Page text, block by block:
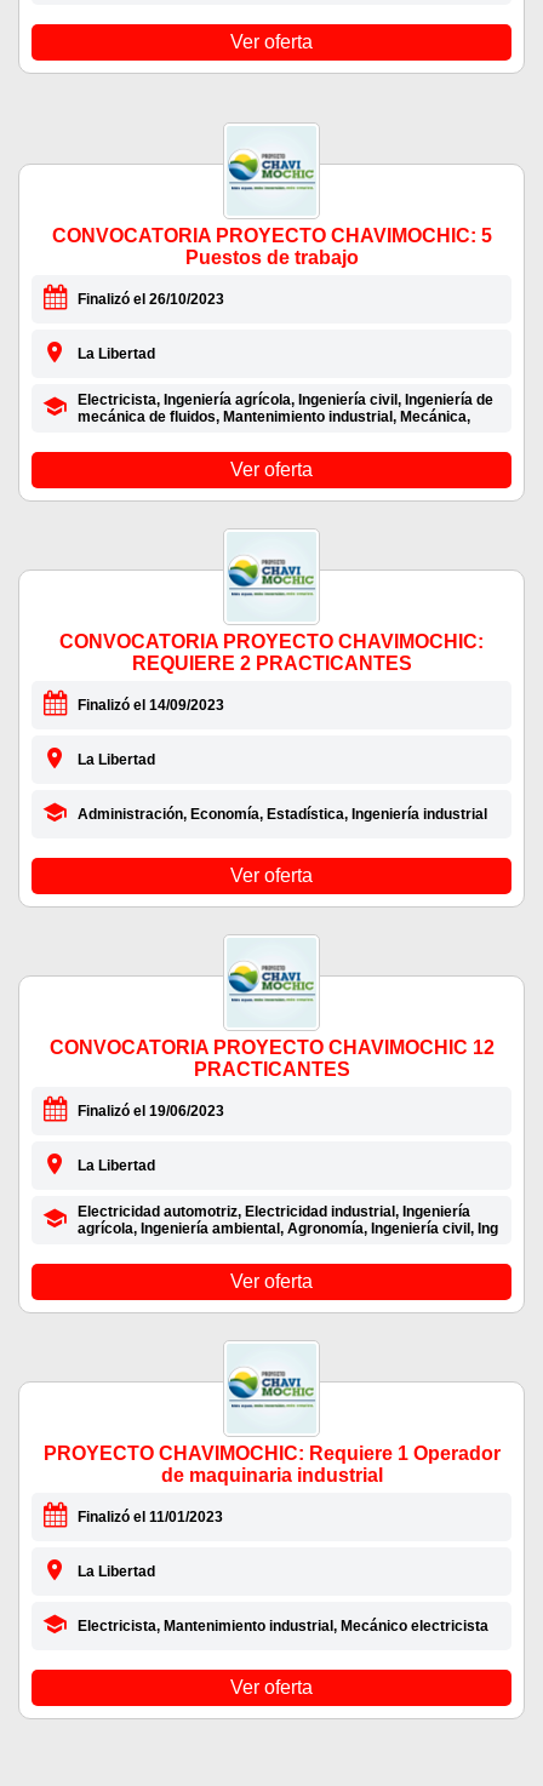
Ver oferta
CONVOCATORIA PROYECTO CHAVIMOCHIC: 5
Puestos de trabajo
Finalizó el 26/10/2023
La Libertad
Electricista, Ingeniería agrícola, Ingeniería civil, Ingeniería de
mecánica de fluidos, Mantenimiento industrial, Mecánica,
Ver oferta
CONVOCATORIA PROYECTO CHAVIMOCHIC:
REQUIERE 2 PRACTICANTES
Finalizó el 14/09/2023
La Libertad
Administración, Economía, Estadística, Ingeniería industrial
Ver oferta
CONVOCATORIA PROYECTO CHAVIMOCHIC 12
PRACTICANTES
Finalizó el 19/06/2023
La Libertad
Electricidad automotriz, Electricidad industrial, Ingeniería
agrícola, Ingeniería ambiental, Agronomía, Ingeniería civil, Ing
Ver oferta
PROYECTO CHAVIMOCHIC: Requiere 1 Operador
de maquinaria industrial
Finalizó el 11/01/2023
La Libertad
Electricista, Mantenimiento industrial, Mecánico electricista
Ver oferta